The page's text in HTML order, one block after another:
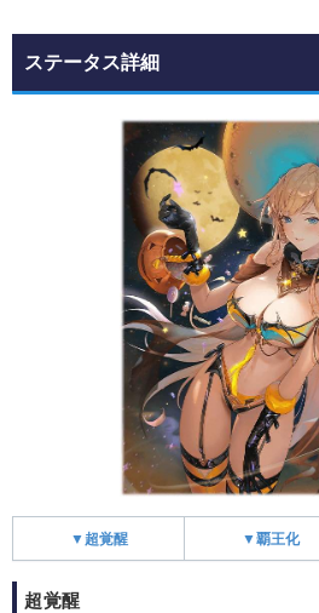
ステータス詳細
▼超覚醒 ▼覇王化
超覚醒